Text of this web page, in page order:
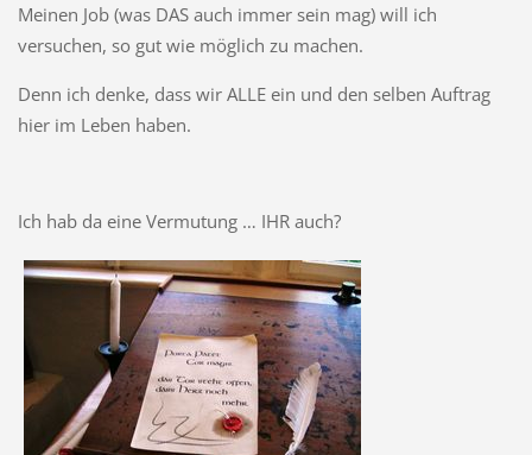
Meinen Job (was DAS auch immer sein mag) will ich
versuchen, so gut wie möglich zu machen.
Denn ich denke, dass wir ALLE ein und den selben Auftrag
hier im Leben haben.
Ich hab da eine Vermutung … IHR auch?